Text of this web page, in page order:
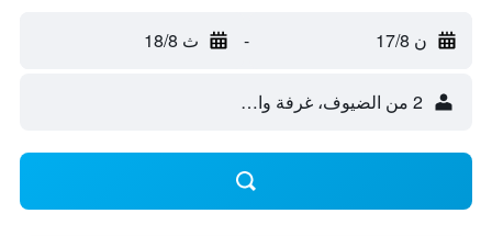
ن 17/8 - ث 18/8
2 من الضيوف، غرفة واحدة